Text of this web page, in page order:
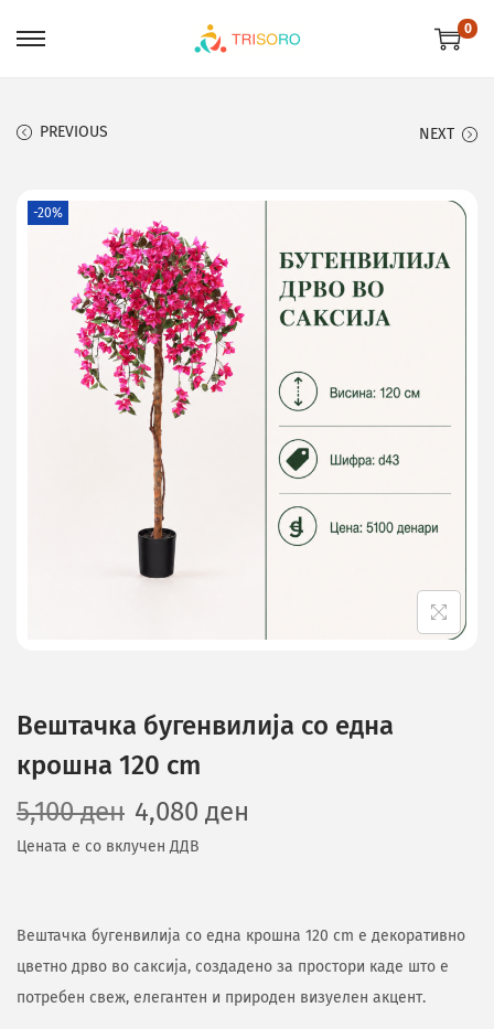
0
PREVIOUS NEXT
-20%
Вештачка бугенвилија со една
крошна 120 cm
5,100ден 4,080 ден
Цената е со вклучен ДДВ
Вештачка бугенвилија со една крошна 120 cm е декоративно
цветно дрво во саксија, создадено за простори каде што е
потребен свеж, елегантен и природен визуелен акцент.